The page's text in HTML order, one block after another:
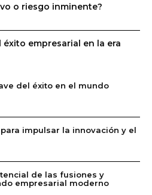
o riesgo inminente?
empresarial en la era
del éxito en el mundo
impulsar la innovación y el
de las fusiones y
empresarial moderno